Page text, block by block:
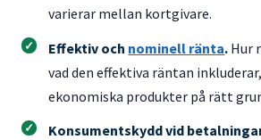
varierar mellan kortgivare.
Effektiv och nominell ränta. Hur
vad den effektiva räntan
ekonomiska produkter på rätt
Konsumentskydd vid